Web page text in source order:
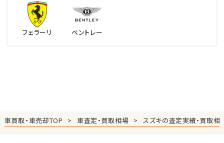
フェラーリ ベントレー
車買取・車売却TOP 車査定・買取相場 スズキの査定実績・買取相